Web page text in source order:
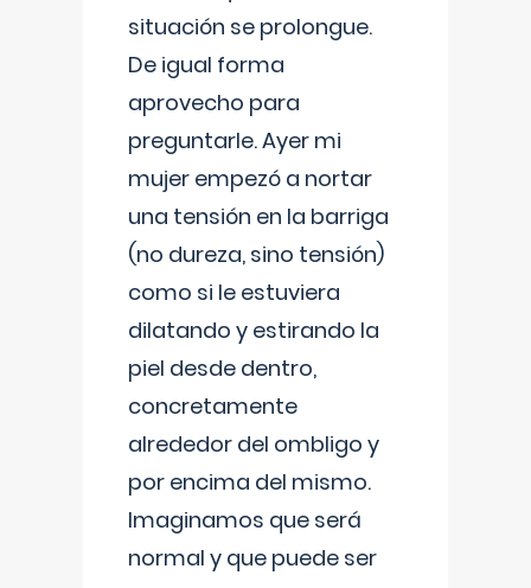
situación se prolongue.
De igual forma
aprovecho para
preguntarle. Ayer mi
mujer empezó a nortar
una tensión en la barriga
(no dureza, sino tensión)
como si le estuviera
dilatando y estirando la
piel desde dentro,
concretamente
alrededor del ombligo y
por encima del mismo.
Imaginamos que será
normal y que puede ser